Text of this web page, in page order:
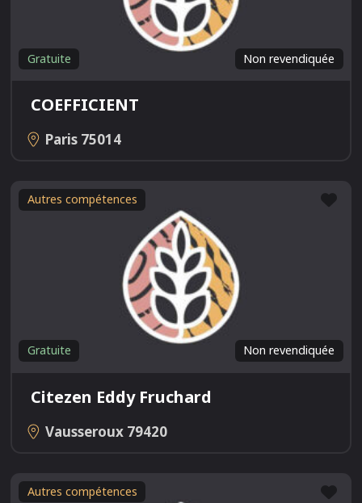
Non revendiquée
Gratuite
COEFFICIENT
Paris 75014
Autres compétences
Non revendiquée
Gratuite
Citezen Eddy Fruchard
Vausseroux 79420
Autres compétences